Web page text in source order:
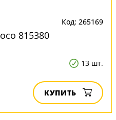
Код: 265169
815380
13 шт.
КУПИТЬ